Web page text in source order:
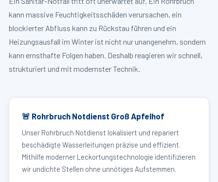
kann massive Feuchtigkeitsschäden verursachen, ein
blockierter Abfluss kann zu Rückstau führen und ein
Heizungsausfall im Winter ist nicht nur unangenehm, sondern
kann ernsthafte Folgen haben. Deshalb reagieren wir schnell,
strukturiert und mit modernster Technik.
🚨 Rohrbruch Notdienst Groß Apfelhof
Unser Rohrbruch Notdienst lokalisiert und repariert
beschädigte Wasserleitungen präzise und effizient.
Mithilfe moderner Leckortungstechnologie identifizieren
wir undichte Stellen ohne unnötiges Aufstemmen.